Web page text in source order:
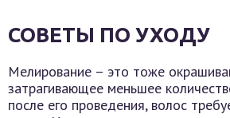
СОВЕТЫ ПО УХОДУ
Мелирование – это тоже
затрагивающее меньшее
после его проведения, волос